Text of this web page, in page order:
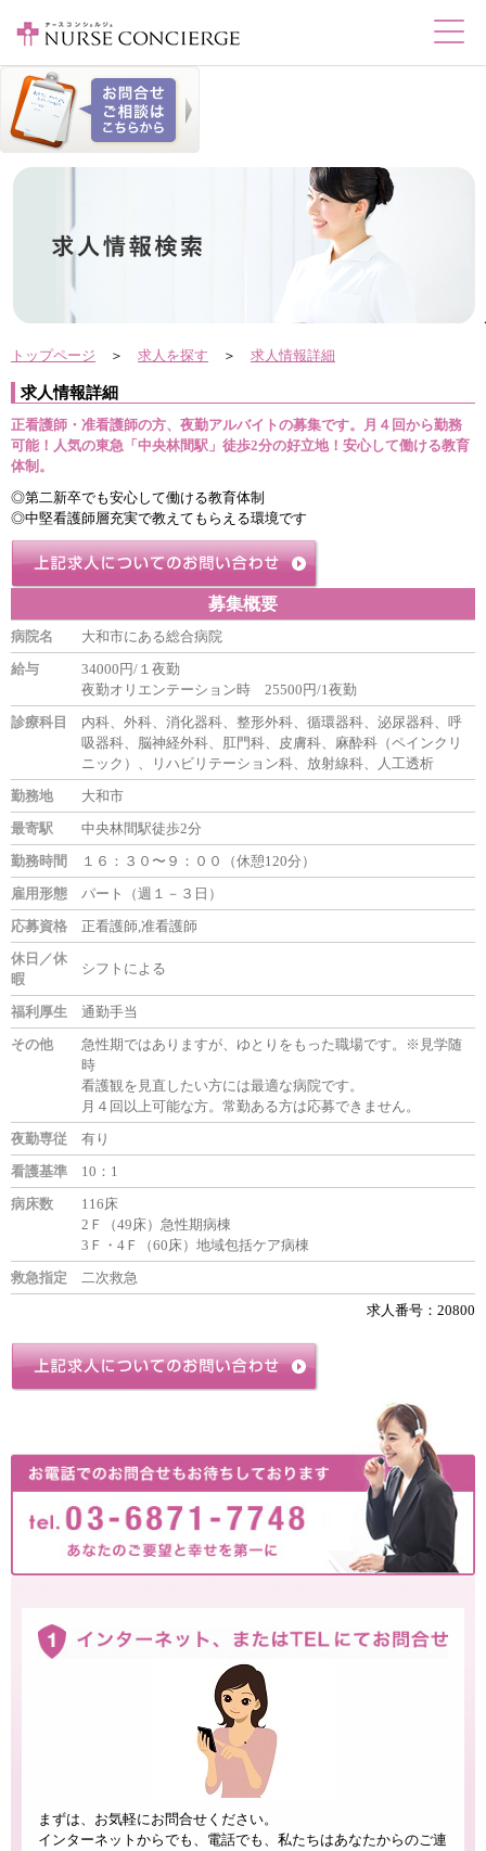
トップページ ＞ 求人を探す ＞ 求人情報詳細
求人情報詳細
正看護師・准看護師の方、夜勤アルバイトの募集です。月４回から勤務
可能！人気の東急「中央林間駅」徒歩2分の好立地！安心して働ける教育
体制。
◎第二新卒でも安心して働ける教育体制
◎中堅看護師層充実で教えてもらえる環境です
募集概要
病院名
大和市にある総合病院
給与
34000円/１夜勤
夜勤オリエンテーション時 25500円/1夜勤
診療科目
内科、外科、消化器科、整形外科、循環器科、泌尿器科、呼
吸器科、脳神経外科、肛門科、皮膚科、麻酔科（ペインクリ
ニック）、リハビリテーション科、放射線科、人工透析
勤務地
大和市
最寄駅
中央林間駅徒歩2分
勤務時間
１６：３０〜９：００（休憩120分）
雇用形態
パート（週１－３日）
応募資格
正看護師,准看護師
休日／休
暇
シフトによる
福利厚生
通勤手当
その他
急性期ではありますが、ゆとりをもった職場です。※見学随
時
看護観を見直したい方には最適な病院です。
月４回以上可能な方。常勤ある方は応募できません。
夜勤専従
有り
看護基準
10：1
病床数
116床
2Ｆ（49床）急性期病棟
3Ｆ・4Ｆ（60床）地域包括ケア病棟
救急指定
二次救急
求人番号：20800
まずは、お気軽にお問合せください。
インターネットからでも、電話でも、私たちはあなたからのご連